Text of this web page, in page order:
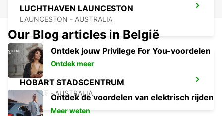
LUCHTHAVEN LAUNCESTON
LAUNCESTON - AUSTRALIA
HOBART STADSCENTRUM
HOBART - AUSTRALIA
Our Blog articles in België
Ontdek jouw Privilege For You-voordelen
Ontdek meer
Ontdek de voordelen van elektrisch rijden
Meer weten